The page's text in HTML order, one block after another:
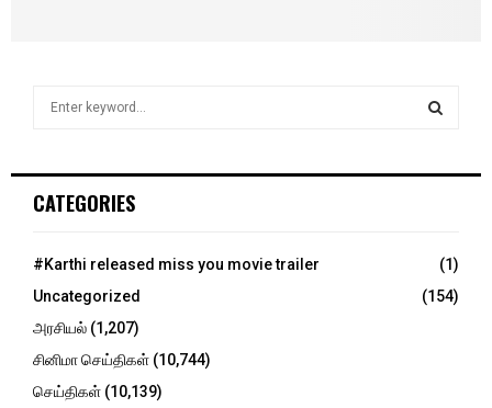
h
o
:
CATEGORIES
#Karthi released miss you movie trailer
(1)
Uncategorized
(154)
அரசியல் (1,207)
சினிமா செய்திகள் (10,744)
செய்திகள் (10,139)